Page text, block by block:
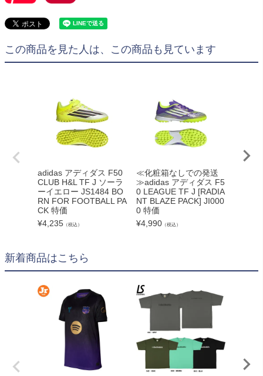
この商品を見た人は、この商品も見ています
adidas アディダス F50
CLUB H&L TF J ソーラ
ーイエロー JS1484 BO
RN FOR FOOTBALL PA
CK 特価
¥4,235 （税込）
≪化粧箱なしでの発送
≫adidas アディダス F5
0 LEAGUE TF J [RADIA
NT BLAZE PACK] JI000
0 特価
¥4,990 （税込）
新着商品はこちら